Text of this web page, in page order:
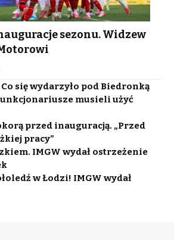
sezonu. Widzew
się wydarzyło pod Biedronką
musieli użyć
przed inauguracją. „Przed
pracy”
IMGW wydał ostrzeżenie
w Łodzi! IMGW wydał